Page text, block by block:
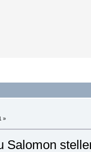
»
Salomon